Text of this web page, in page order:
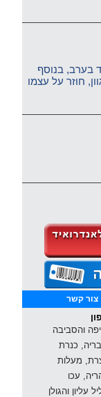
בערב, בנוסף
חוזר על עצמו
צור קשר
והסביבה
כנרת
מעלות
עכו
עליון והגולן